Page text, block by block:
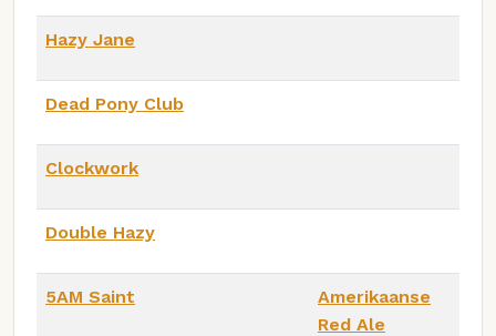
Hazy Jane
Dead Pony Club
Clockwork
Double Hazy
5AM Saint
Amerikaanse
Red Ale